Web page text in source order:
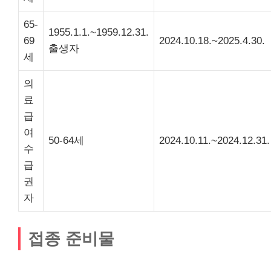
65-
69
세
1955.1.1.~1959.12.31.
출생자
2024.10.18.~2025.4.30.
의
료
급
여
수
급
권
자
50-64세 2024.10.11.~2024.12.31.
접종 준비물